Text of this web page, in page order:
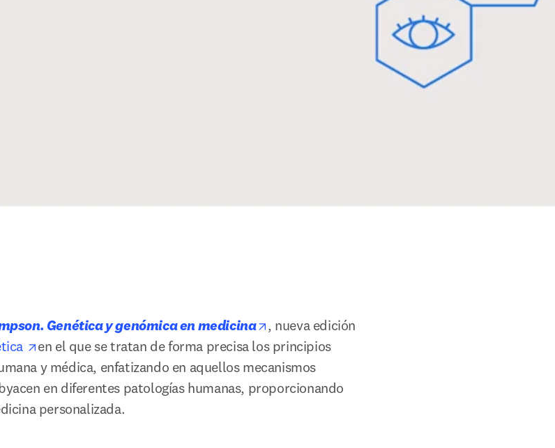
Genética y genómica en medicina opens in new tab/window
, nueva edición
opens in new tab/window
en el que se tratan de forma precisa los principios
y médica, enfatizando en aquellos mecanismos
en diferentes patologías humanas, proporcionando
personalizada.